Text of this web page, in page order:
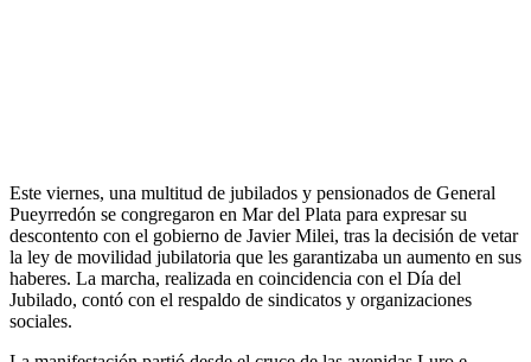
Este viernes, una multitud de jubilados y pensionados de General
Pueyrredón se congregaron en Mar del Plata para expresar su
descontento con el gobierno de Javier Milei, tras la decisión de vetar
la ley de movilidad jubilatoria que les garantizaba un aumento en sus
haberes. La marcha, realizada en coincidencia con el Día del
Jubilado, contó con el respaldo de sindicatos y organizaciones
sociales.